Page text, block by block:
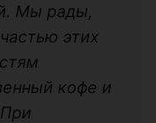
Мы рады,
этих
кофе и